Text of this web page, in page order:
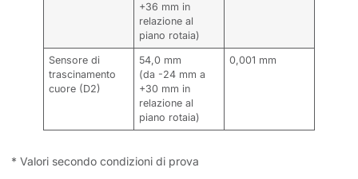
+36 mm in
relazione al
piano rotaia)
Sensore di
trascinamento
cuore (D2)
54,0 mm
(da -24 mm a
+30 mm in
relazione al
piano rotaia)
0,001 mm
* Valori secondo condizioni di prova